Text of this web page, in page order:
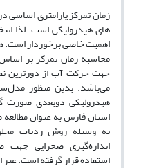
زمان تمرکز پارامتری اساسی
های هیدرولیکی است. لذا
اهمیت خاصی برخوردار است.
محاسبه زمان تمرکز بر
جهت حرکت آب از دورترین
می‌باشد. بدین منظور
هیدرولیکی دوبعدی صورت
استان فارس به عنوان
به وسیله روش ردیاب
اندازه‌گیری صحرایی
استفاده قرار گرفته است.